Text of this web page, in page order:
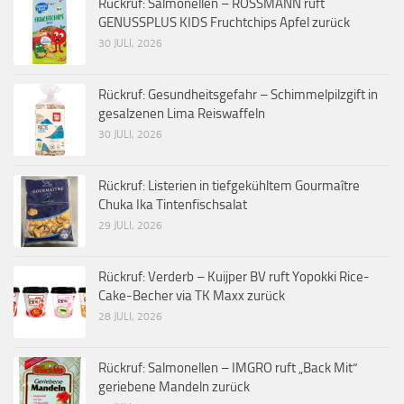
Rückruf: Salmonellen – ROSSMANN ruft
GENUSSPLUS KIDS Fruchtchips Apfel zurück
30 JULI, 2026
Rückruf: Gesundheitsgefahr – Schimmelpilzgift in
gesalzenen Lima Reiswaffeln
30 JULI, 2026
Rückruf: Listerien in tiefgekühltem Gourmaître
Chuka Ika Tintenfischsalat
29 JULI, 2026
Rückruf: Verderb – Kuijper BV ruft Yopokki Rice-
Cake-Becher via TK Maxx zurück
28 JULI, 2026
Rückruf: Salmonellen – IMGRO ruft „Back Mit“
geriebene Mandeln zurück